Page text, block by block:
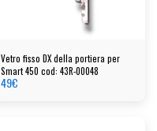
Vetro fisso DX della portiera per
Smart 450 cod: 43R-00048
49€